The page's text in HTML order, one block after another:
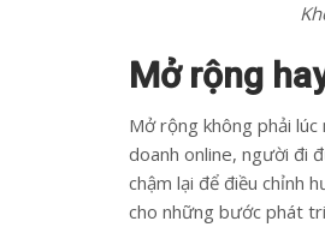
Mở rộng
Mở rộng không phải
doanh online, người đi
chậm lại để điều chỉnh
cho những bước phát